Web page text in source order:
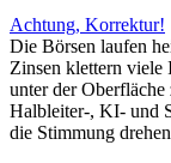
Achtung, Korrektur!
Die Börsen laufen
Zinsen klettern
unter der
Halbleiter-, KI- und
die Stimmung